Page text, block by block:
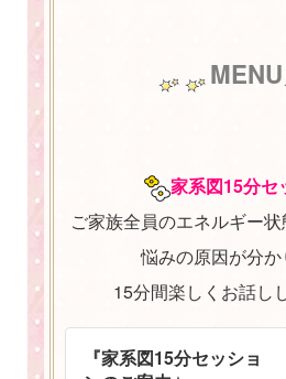
MENU
家系図15分セ
ご家族全員のエネルギー
悩みの原因が分か
15分間楽しくお話し
『家系図15分セッショ